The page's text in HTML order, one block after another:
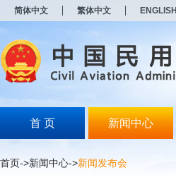
简体中文 繁体中文 ENGLISH
首 页 新闻中心
首页->新闻中心->新闻发布会
打
开
无
障
说
按
Alt